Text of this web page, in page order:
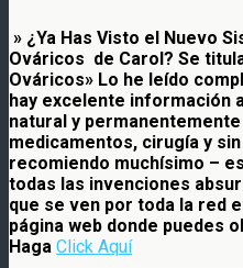
» ¿Ya Has Visto el Nuevo
Ováricos de Carol? Se
Ováricos» Lo he leído
hay excelente información
natural y
medicamentos, cirugía y
recomiendo muchísimo –
todas las invenciones
que se ven por toda la red
página web donde puedes
Haga Click Aquí